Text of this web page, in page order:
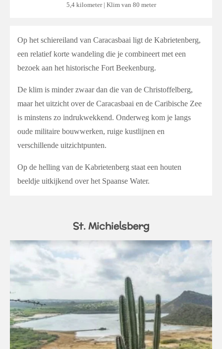
5,4 kilometer | Klim van 80 meter
Op het schiereiland van Caracasbaai ligt de Kabrietenberg,
een relatief korte wandeling die je combineert met een
bezoek aan het historische Fort Beekenburg.
De klim is minder zwaar dan die van de Christoffelberg,
maar het uitzicht over de Caracasbaai en de Caribische Zee
is minstens zo indrukwekkend. Onderweg kom je langs
oude militaire bouwwerken, ruige kustlijnen en
verschillende uitzichtpunten.
Op de helling van de Kabrietenberg staat een houten
beeldje uitkijkend over het Spaanse Water.
St. Michielsberg